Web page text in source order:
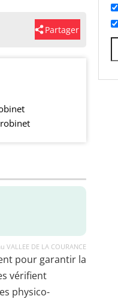
Partager
DE LA COURANCE
pour garantir la
vérifient
physico-